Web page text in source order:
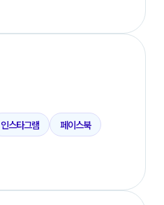
인스타그램
페이스북